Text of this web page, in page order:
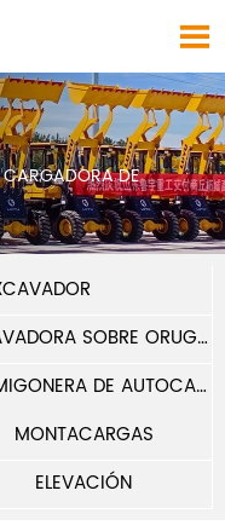

CARGADORA DE
EXCAVADORA SOBRE ORUGAS
HORMIGONERA DE AUTOCARGA
MONTACARGAS
ELEVACIÓN